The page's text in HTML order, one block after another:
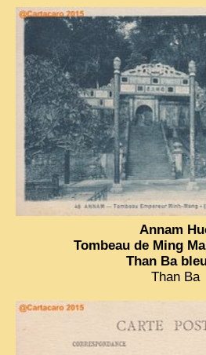
Annam
Tombeau de Ming
Than Ba
Than Ba